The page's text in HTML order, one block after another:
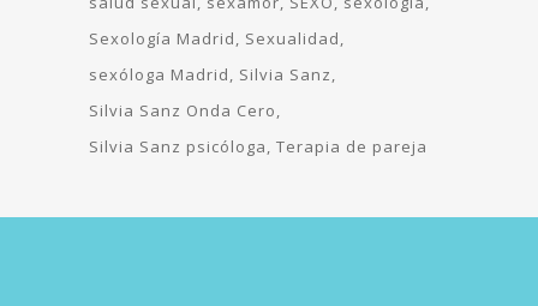
Sexología Madrid
Sexualidad
sexóloga Madrid
Silvia Sanz
Silvia Sanz Onda Cero
Silvia Sanz psicóloga Terapia de pareja